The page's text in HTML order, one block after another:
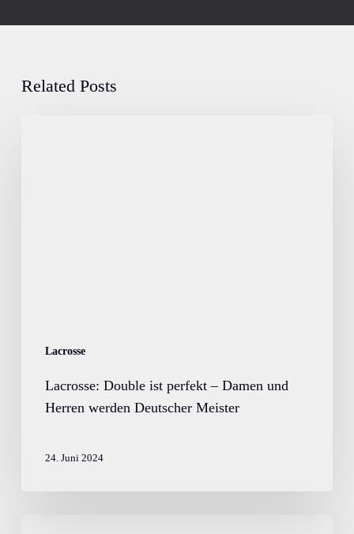
Related Posts
Lacrosse
Lacrosse: Double ist perfekt – Damen und
Herren werden Deutscher Meister
24. Juni 2024